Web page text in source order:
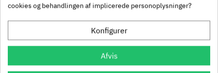
cookies og behandlingen af implicerede personoplysninger?
Konfigurer
Afvis